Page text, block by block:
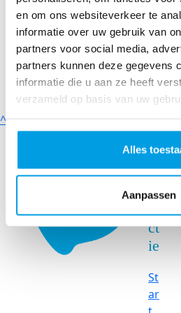
en om ons websiteverkeer te
informatie over uw gebruik van
partners voor social media,
partners kunnen deze gegevens
informatie die u aan ze heeft
verzameld op basis van uw
Alles
Aanpassen
^
K
o
m
in
ct
ie
St
ar